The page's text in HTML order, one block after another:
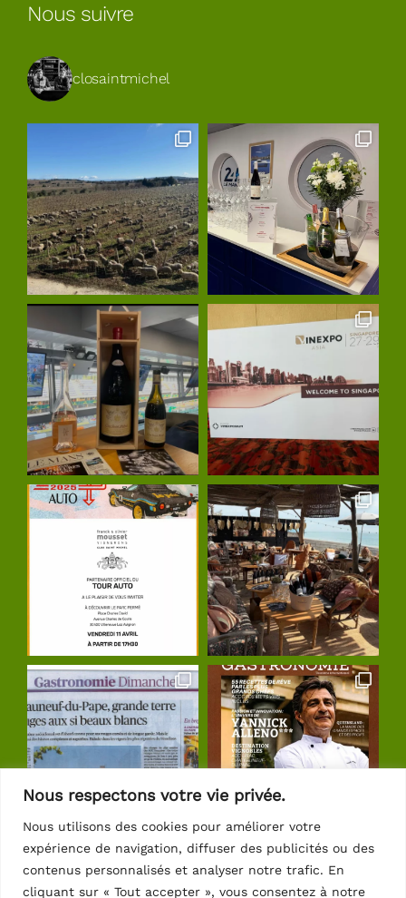
Nous respectons votre vie privée.
Nous utilisons des cookies pour améliorer votre
expérience de navigation, diffuser des publicités ou des
contenus personnalisés et analyser notre trafic. En
cliquant sur « Tout accepter », vous consentez à notre
Nous suivre
closaintmichel
Suivre sur Instagram